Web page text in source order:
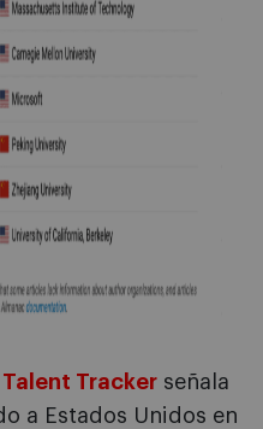
Talent Tracker señala
a Estados Unidos en